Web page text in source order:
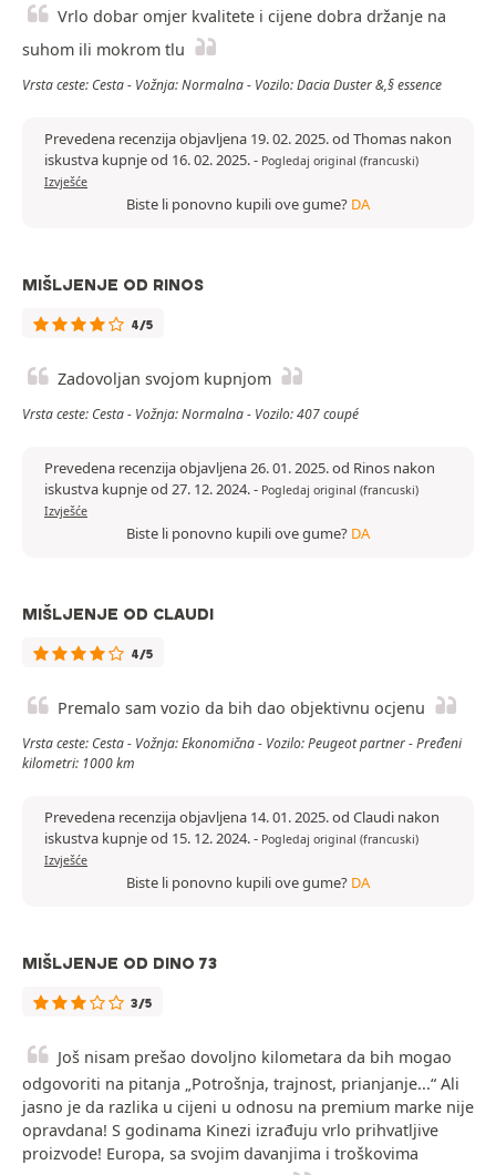
Vrlo dobar omjer kvalitete i cijene dobra držanje na
suhom ili mokrom tlu
Vrsta ceste: Cesta - Vožnja: Normalna - Vozilo: Dacia Duster &,§ essence
Prevedena recenzija objavljena 19. 02. 2025. od Thomas nakon
iskustva kupnje od 16. 02. 2025.- Pogledaj original (francuski)
Izvješće
Biste li ponovno kupili ove gume? DA
MIŠLJENJE OD RINOS
4/5
Zadovoljan svojom kupnjom
Vrsta ceste: Cesta - Vožnja: Normalna - Vozilo: 407 coupé
Prevedena recenzija objavljena 26. 01. 2025. od Rinos nakon
iskustva kupnje od 27. 12. 2024.- Pogledaj original (francuski)
Izvješće
Biste li ponovno kupili ove gume? DA
MIŠLJENJE OD CLAUDI
4/5
Premalo sam vozio da bih dao objektivnu ocjenu
Vrsta ceste: Cesta - Vožnja: Ekonomična - Vozilo: Peugeot partner - Pređeni
kilometri: 1000 km
Prevedena recenzija objavljena 14. 01. 2025. od Claudi nakon
iskustva kupnje od 15. 12. 2024.- Pogledaj original (francuski)
Izvješće
Biste li ponovno kupili ove gume? DA
MIŠLJENJE OD DINO 73
3/5
Još nisam prešao dovoljno kilometara da bih mogao
odgovoriti na pitanja „Potrošnja, trajnost, prianjanje...“ Ali
jasno je da razlika u cijeni u odnosu na premium marke nije
opravdana! S godinama Kinezi izrađuju vrlo prihvatljive
proizvode! Europa, sa svojim davanjima i troškovima